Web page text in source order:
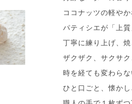
ココナッツの軽や
パティシエが「上
丁寧に練り上げ、焼
ザクザク、サクサ
時を経ても変わらな
ひと口ごと、懐かし